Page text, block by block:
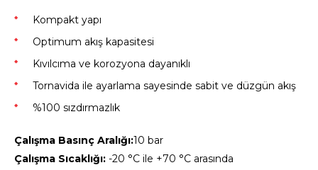
Kompakt yapı
Optimum akış kapasitesi
Kıvılcıma ve korozyona dayanıklı
Tornavida ile ayarlama sayesinde sabit ve düzgün akış
%100 sızdırmazlık
Çalışma Basınç Aralığı:10 bar
Çalışma Sıcaklığı: -20 °C ile +70 °C arasında